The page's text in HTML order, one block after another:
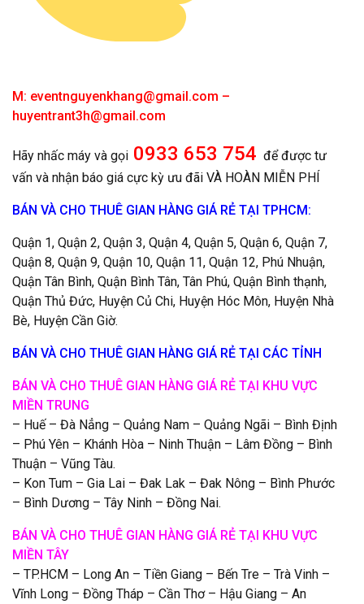
M: eventnguyenkhang@gmail.com –
huyentrant3h@gmail.com
Hãy nhấc máy và gọi 0933 653 754 để được tư
vấn và nhận báo giá cực kỳ ưu đãi VÀ HOÀN MIỄN PHÍ
BÁN VÀ CHO THUÊ GIAN HÀNG GIÁ RẺ TẠI TPHCM:
Quận 1, Quận 2, Quận 3, Quận 4, Quận 5, Quận 6, Quận 7,
Quận 8, Quận 9, Quận 10, Quận 11, Quận 12, Phú Nhuận,
Quận Tân Bình, Quận Bình Tân, Tân Phú, Quận Bình thạnh,
Quận Thủ Đức, Huyện Củ Chi, Huyện Hóc Môn, Huyện Nhà
Bè, Huyện Cần Giờ.
BÁN VÀ CHO THUÊ GIAN HÀNG GIÁ RẺ TẠI CÁC TỈNH
BÁN VÀ CHO THUÊ GIAN HÀNG GIÁ RẺ TẠI KHU VỰC
MIỀN TRUNG
– Huế – Đà Nẳng – Quảng Nam – Quảng Ngãi – Bình Định
– Phú Yên – Khánh Hòa – Ninh Thuận – Lâm Đồng – Bình
Thuận – Vũng Tàu.
– Kon Tum – Gia Lai – Đak Lak – Đak Nông – Bình Phước
– Bình Dương – Tây Ninh – Đồng Nai.
BÁN VÀ CHO THUÊ GIAN HÀNG GIÁ RẺ TẠI KHU VỰC
MIỀN TÂY
– TP.HCM – Long An – Tiền Giang – Bến Tre – Trà Vinh –
Vĩnh Long – Đồng Tháp – Cần Thơ – Hậu Giang – An